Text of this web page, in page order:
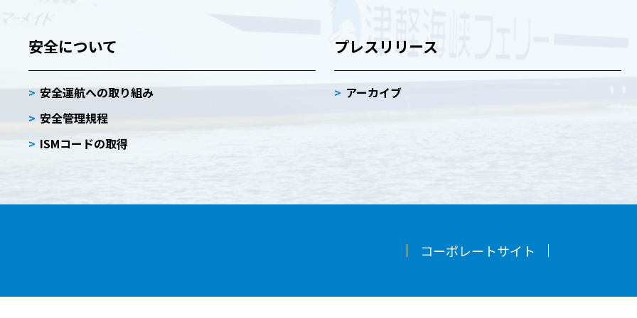
安全について
安全運航への取り組み
安全管理規程
ISMコードの取得
プレスリリース
アーカイブ
コーポレートサイト